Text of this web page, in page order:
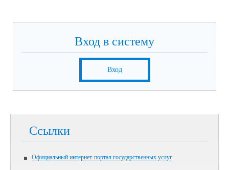
Вход в систему
Вход
Ссылки
Официальный интернет-портал государственных услуг